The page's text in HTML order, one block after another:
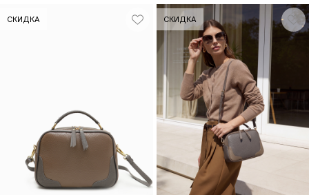
СКИДКА СКИДКА